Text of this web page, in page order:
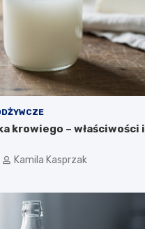
krowiego – właściwości i
Kamila Kasprzak